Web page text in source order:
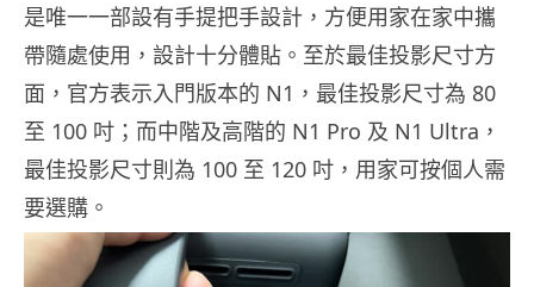
是唯一一部設有手提把手設計，方便用家在家中攜
帶隨處使用，設計十分體貼。至於最佳投影尺寸方
面，官方表示入門版本的 N1，最佳投影尺寸為 80
至 100 吋；而中階及高階的 N1 Pro 及 N1 Ultra，
最佳投影尺寸則為 100 至 120 吋，用家可按個人需
要選購。